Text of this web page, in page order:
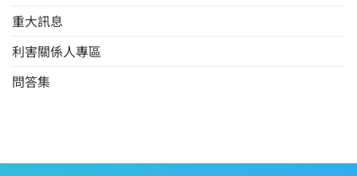
重大訊息
利害關係人專區
問答集